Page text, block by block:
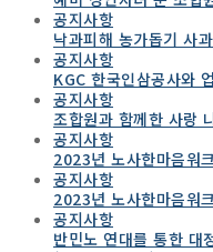
공지사항
낙과피해 농가돕기 사
공지사항
KGC 한국인삼공사와
공지사항
조합원과 함께한 사랑
공지사항
2023년 노사한마음워
공지사항
2023년 노사한마음워
공지사항
반민노 연대를 통한 대